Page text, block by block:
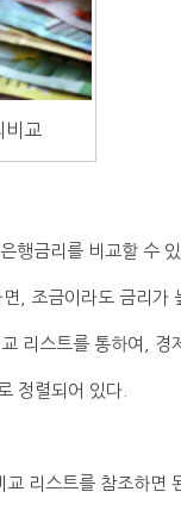
비교
행금리를 비교할 수 있
, 조금이라도 금리가
리스트를 통하여, 경
정렬되어 있다.
리스트를 참조하면